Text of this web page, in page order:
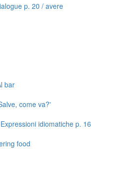
p. 20 / avere
bar
come va?'
idiomatiche p. 16
food